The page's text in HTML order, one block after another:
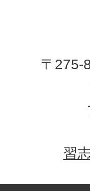
〒275-
習